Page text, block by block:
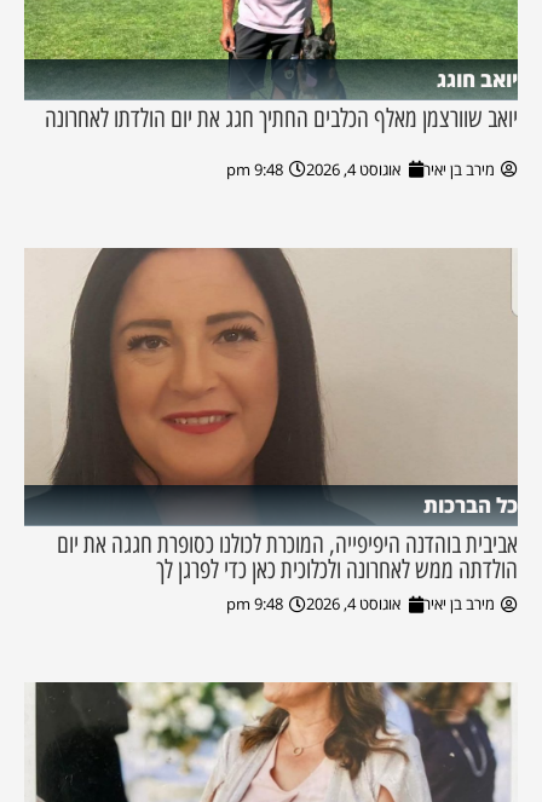
יואב חוגג
יואב שוורצמן מאלף הכלבים החתיך חגג את יום הולדתו לאחרונה
מירב בן יאיר אוגוסט 4, 2026 9:48 pm
כל הברכות
אביבית בוהדנה היפיפייה, המוכרת לכולנו כסופרת חגגה את יום
הולדתה ממש לאחרונה ולכלוכית כאן כדי לפרגן לך
מירב בן יאיר אוגוסט 4, 2026 9:48 pm